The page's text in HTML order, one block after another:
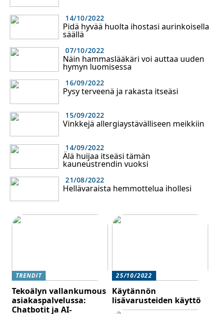
14/10/2022
Pidä hyvää huolta ihostasi aurinkoisella
säällä
07/10/2022
Näin hammaslääkäri voi auttaa uuden
hymyn luomisessa
16/09/2022
Pysy terveenä ja rakasta itseäsi
15/09/2022
Vinkkejä allergiaystävälliseen meikkiin
14/09/2022
Älä huijaa itseäsi tämän
kauneustrendin vuoksi
21/08/2022
Hellävaraista hemmottelua ihollesi
TRENDIT
Tekoälyn vallankumous
asiakaspalvelussa:
Chatbotit ja AI-
25/10/2022
Käytännön
lisävarusteiden käyttö